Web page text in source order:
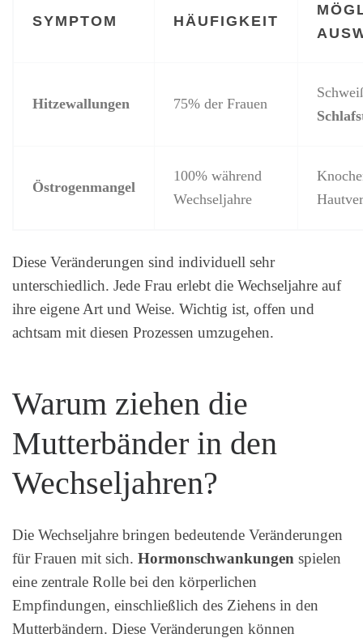
SYMPTOM HÄUFIGKEIT
Hitzewallungen 75% der Frauen
Östrogenmangel
100% während
Wechseljahre
Diese Veränderungen sind individuell sehr
unterschiedlich. Jede Frau erlebt die Wechseljahre auf
ihre eigene Art und Weise. Wichtig ist, offen und
achtsam mit diesen Prozessen umzugehen.
Warum ziehen die
Mutterbänder in den
Wechseljahren?
Die Wechseljahre bringen bedeutende Veränderungen
für Frauen mit sich. Hormonschwankungen spielen
eine zentrale Rolle bei den körperlichen
Empfindungen, einschließlich des Ziehens in den
Mutterbändern. Diese Veränderungen können